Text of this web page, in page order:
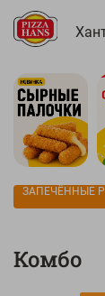
ЗАПЕЧЁННЫЕ
Комбо